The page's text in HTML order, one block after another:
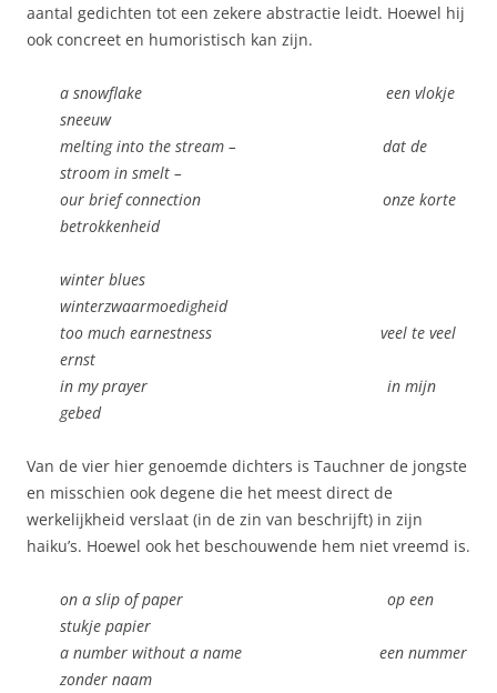
aantal gedichten tot een zekere abstractie leidt. Hoewel hij
ook concreet en humoristisch kan zijn.
a snowflake een vlokje
sneeuw
melting into the stream – dat de
stroom in smelt –
our brief connection onze korte
betrokkenheid
winter blues
winterzwaarmoedigheid
too much earnestness veel te veel
ernst
in my prayer in mijn
gebed
Van de vier hier genoemde dichters is Tauchner de jongste
en misschien ook degene die het meest direct de
werkelijkheid verslaat (in de zin van beschrijft) in zijn
haiku’s. Hoewel ook het beschouwende hem niet vreemd is.
on a slip of paper op een
stukje papier
a number without a name een nummer
zonder naam